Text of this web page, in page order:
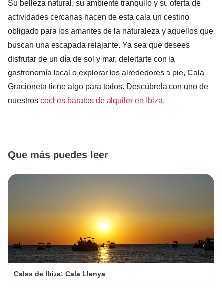
Su belleza natural, su ambiente tranquilo y su oferta de
actividades cercanas hacen de esta cala un destino
obligado para los amantes de la naturaleza y aquellos que
buscan una escapada relajante. Ya sea que desees
disfrutar de un día de sol y mar, deleitarte con la
gastronomía local o explorar los alrededores a pie, Cala
Gracioneta tiene algo para todos. Descúbrela con uno de
nuestros coches baratos de alquiler en Ibiza.
Que más puedes leer
Calas de Ibiza: Cala Llenya